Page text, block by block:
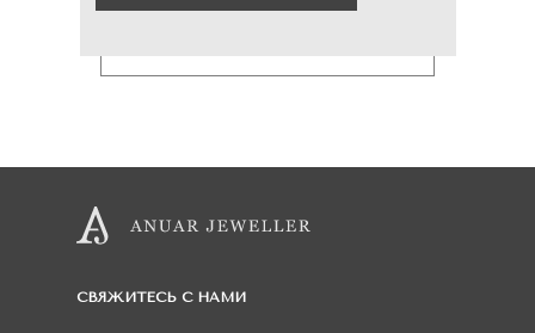
СВЯЖИТЕСЬ С НАМИ